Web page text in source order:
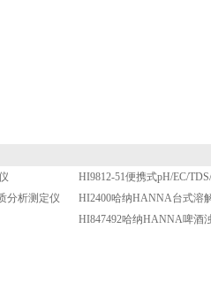
HI9812-51便携式pH/EC/
分析测定仪
HI2400哈纳HANNA台式溶
HI847492哈纳HANNA啤酒